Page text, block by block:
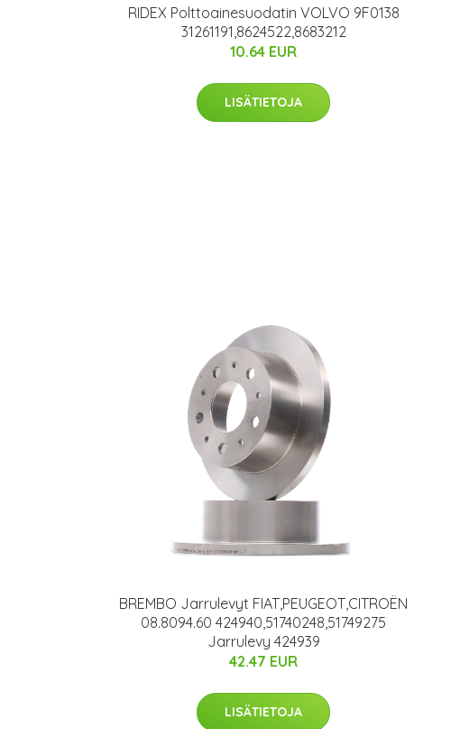
RIDEX Polttoainesuodatin VOLVO 9F0138
31261191,8624522,8683212
10.64 EUR
LISÄTIETOJA
BREMBO Jarrulevyt FIAT,PEUGEOT,CITROËN
08.8094.60 424940,51740248,51749275
Jarrulevy 424939
42.47 EUR
LISÄTIETOJA